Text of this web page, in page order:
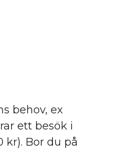
behov, ex
ett besök i
kr). Bor du på